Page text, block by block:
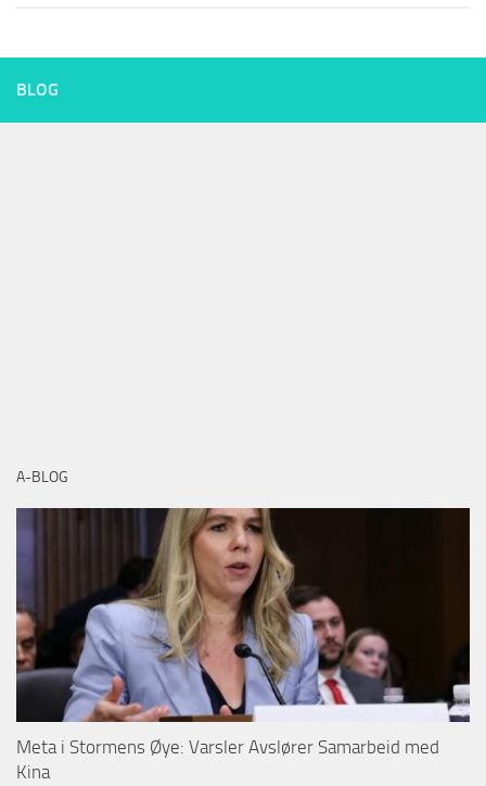
BLOG
A-BLOG
Meta i Stormens Øye: Varsler Avslører Samarbeid med
Kina